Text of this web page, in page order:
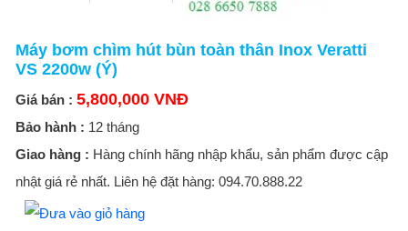
Máy bơm chìm hút bùn toàn thân Inox Veratti
VS 2200w (Ý)
Giá bán : 5,800,000 VNĐ
Bảo hành : 12 tháng
Giao hàng : Hàng chính hãng nhập khẩu, sản phẩm được cập
nhật giá rẻ nhất. Liên hệ đặt hàng: 094.70.888.22